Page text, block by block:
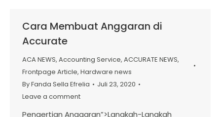
Cara Membuat Anggaran di
Accurate
ACA NEWS, Accounting Service, ACCURATE NEWS,
Frontpage Article, Hardware news
ByFanda Sella Efrelia
Juli 23, 2020
Leave a comment
Pengertian Anggaran”>Langkah-Langkah